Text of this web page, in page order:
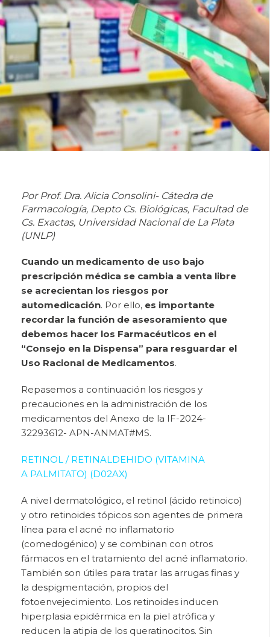
Por Prof. Dra. Alicia Consolini- Cátedra de
Farmacología, Depto Cs. Biológicas, Facultad de
Cs. Exactas, Universidad Nacional de La Plata
(UNLP)
Cuando un medicamento de uso bajo
prescripción médica se cambia a venta libre
se acrecientan los riesgos por
automedicación. Por ello, es importante
recordar la función de asesoramiento que
debemos hacer los Farmacéuticos en el
“Consejo en la Dispensa” para resguardar el
Uso Racional de Medicamentos.
Repasemos a continuación los riesgos y
precauciones en la administración de los
medicamentos del Anexo de la IF-2024-
32293612- APN-ANMAT#MS.
RETINOL / RETINALDEHIDO (VITAMINA
A PALMITATO) (D02AX)
A nivel dermatológico, el retinol (ácido retinoico)
y otro retinoides tópicos son agentes de primera
línea para el acné no inflamatorio
(comedogénico) y se combinan con otros
fármacos en el tratamiento del acné inflamatorio.
También son útiles para tratar las arrugas finas y
la despigmentación, propios del
fotoenvejecimiento. Los retinoides inducen
hiperplasia epidérmica en la piel atrófica y
reducen la atipia de los queratinocitos. Sin